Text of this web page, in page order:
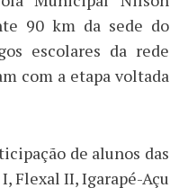
90 km da sede do
escolares da rede
com a etapa voltada
de alunos das
Flexal II, Igarapé-Açu